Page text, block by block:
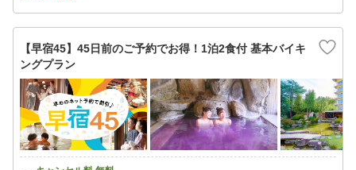
【早宿45】45日前のご予約でお得！1泊2食付 基本バイキ
ングプラン